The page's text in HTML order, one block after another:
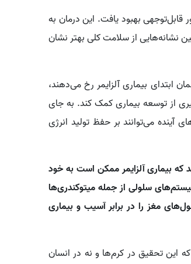
قابل‌توجهی بهبود یافت. این درمان به
نشانه‌هایی از سلامت کلی بهتر نشان
ابتدای بیماری آلزایمر رخ می‌دهند،
از توسعه بیماری کمک کند. به جای
آینده می‌توانند بر حفظ تولید انرژی
که بیماری آلزایمر ممکن است به خود
سلولی از جمله میتوکندری‌ها
مغز را در برابر آسیب و بیماری
این تحقیق در کرم‌ها و نه در انسان